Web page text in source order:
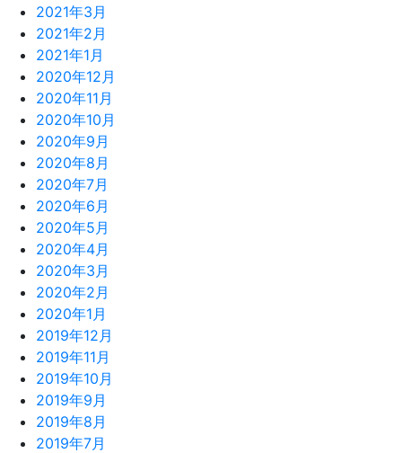
2021年3月
2021年2月
2021年1月
2020年12月
2020年11月
2020年10月
2020年9月
2020年8月
2020年7月
2020年6月
2020年5月
2020年4月
2020年3月
2020年2月
2020年1月
2019年12月
2019年11月
2019年10月
2019年9月
2019年8月
2019年7月